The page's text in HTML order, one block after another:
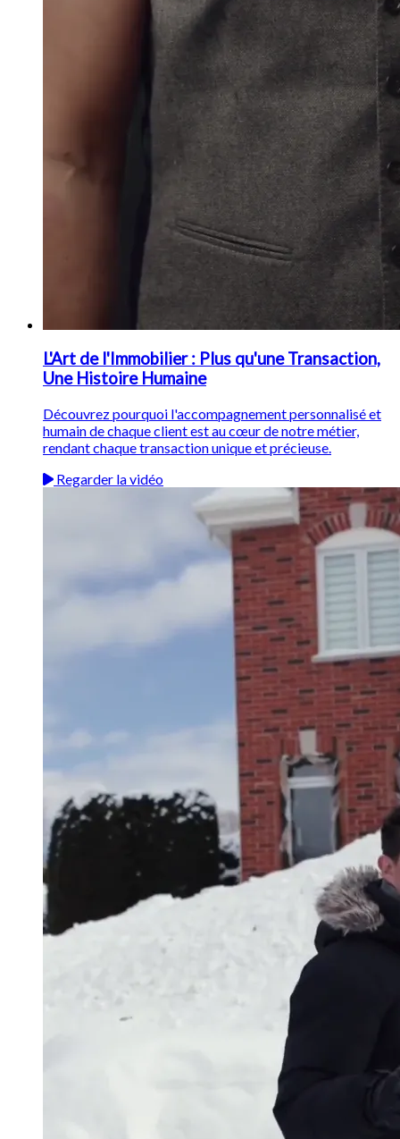
L'Art de l'Immobilier : Plus qu'une Transaction,
Une Histoire Humaine
Découvrez pourquoi l'accompagnement personnalisé et
humain de chaque client est au cœur de notre métier,
rendant chaque transaction unique et précieuse.
Regarder la vidéo